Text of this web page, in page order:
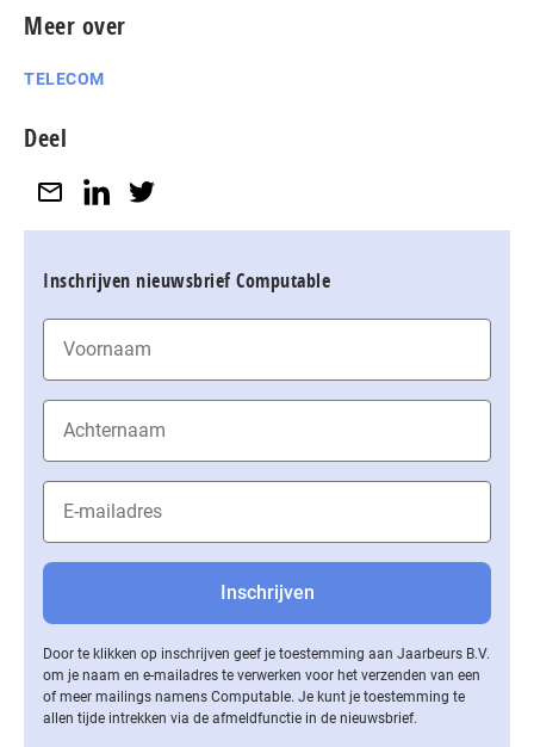
Meer over
TELECOM
Deel
Inschrijven nieuwsbrief Computable
Door te klikken op inschrijven geef je toestemming aan Jaarbeurs B.V.
om je naam en e-mailadres te verwerken voor het verzenden van een
of meer mailings namens Computable. Je kunt je toestemming te
allen tijde intrekken via de af­meld­func­tie in de nieuwsbrief.